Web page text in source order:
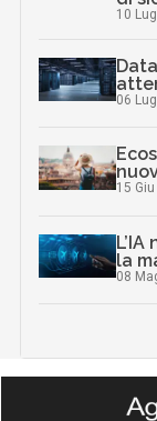
10
06
15
la
08